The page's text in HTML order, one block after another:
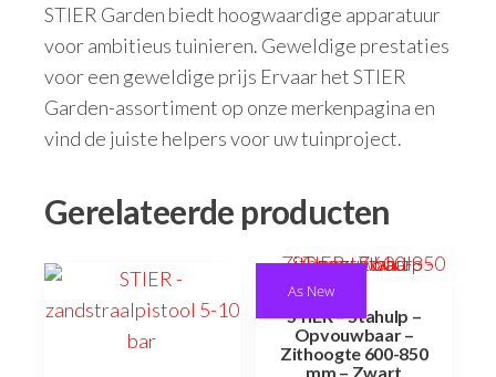
STIER Garden biedt hoogwaardige apparatuur
voor ambitieus tuinieren. Geweldige prestaties
voor een geweldige prijs Ervaar het STIER
Garden-assortiment op onze merkenpagina en
vind de juiste helpers voor uw tuinproject.
Gerelateerde producten
As New
STIER – Stahulp –
Opvouwbaar –
Zithoogte 600-850
mm – Zwart